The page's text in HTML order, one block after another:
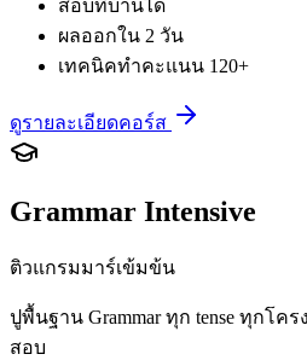
สอบที่บ้านได้
ผลออกใน 2 วัน
เทคนิคทำคะแนน 120+
ดูรายละเอียดคอร์ส
Grammar Intensive
ติวแกรมมาร์เข้มข้น
ปูพื้นฐาน Grammar ทุก tense ทุกโค
สอบ